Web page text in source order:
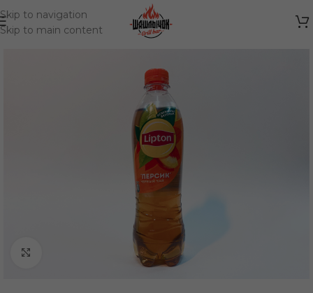
Skip to navigation
Skip to main content
Нажмите, чтобы увеличить